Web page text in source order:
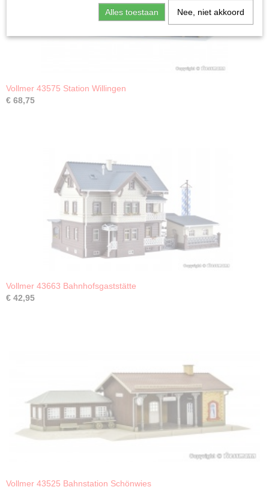
Vollmer 43575 Station Willingen
€ 68,75
Vollmer 43663 Bahnhofsgaststätte
€ 42,95
Vollmer 43525 Bahnstation Schönwies
Alles toestaan Nee, niet akkoord